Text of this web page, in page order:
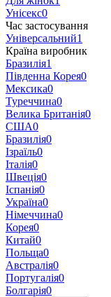
Унісекс0
Час застосування
Універсальний1
Країна виробник
Бразилія1
Південна Корея0
Мексика0
Туреччина0
Велика Британія0
США0
Бразилія0
Ізраїль0
Італія0
Швеція0
Іспанія0
Україна0
Німеччина0
Корея0
Китай0
Польща0
Австралія0
Португалія0
Болгарія0